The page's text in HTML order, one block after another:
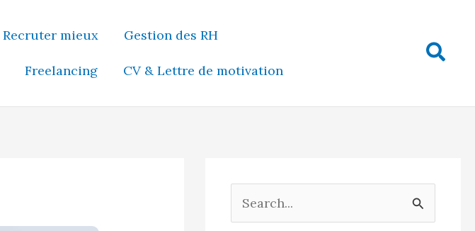
Recruter mieux Gestion des RH
Freelancing CV & Lettre de motivation
e